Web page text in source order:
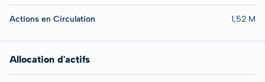
Actions en Circulation 1,52 M
Allocation d'actifs